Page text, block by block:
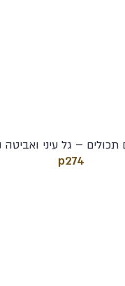
תכולים – גל עיני ואביטה
p274